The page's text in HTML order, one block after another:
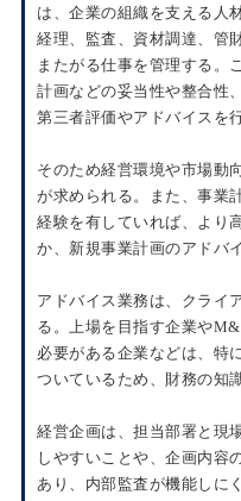
は、企業の組織を支える人
経理、監査、資材調達、管
またがる仕事を管理する。
計画などの妥当性や整合性
第三者評価やアドバイスを行
そのため経営環境や市場動
が求められる。また、事業
経験を有していれば、より
か、新規事業計画のアドバ
アドバイス業務は、クライ
る。上場を目指す企業や
必要がある企業などは、特
ついているため、財務の知
経営企画は、担当部署と現
しやすいことや、企画内容
あり、内部監査が機能しに